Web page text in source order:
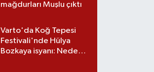
mağdurları Muşlu çıktı
Varto'da Koğ Tepesi
Festivali'nde Hülya
Bozkaya isyanı: Neden